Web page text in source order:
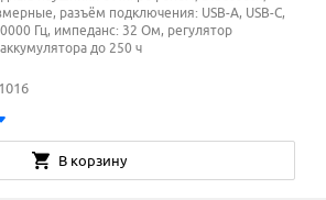
разъём подключения: USB-A, USB-C,
Гц, импеданс: 32 Ом, регулятор
до 250 ч
1016
В корзину